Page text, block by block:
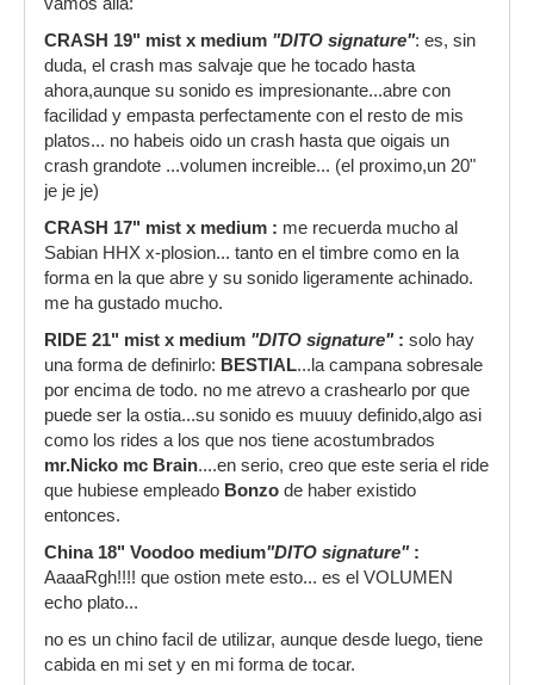
CRASH 19" mist x medium "DITO signature": es, sin
duda, el crash mas salvaje que he tocado hasta
ahora,aunque su sonido es impresionante...abre con
facilidad y empasta perfectamente con el resto de mis
platos... no habeis oido un crash hasta que oigais un
crash grandote ...volumen increible... (el proximo,un 20"
je je je)
CRASH 17" mist x medium : me recuerda mucho al
Sabian HHX x-plosion... tanto en el timbre como en la
forma en la que abre y su sonido ligeramente achinado.
me ha gustado mucho.
RIDE 21" mist x medium "DITO signature": solo hay
una forma de definirlo: BESTIAL...la campana sobresale
por encima de todo. no me atrevo a crashearlo por que
puede ser la ostia...su sonido es muuuy definido,algo asi
como los rides a los que nos tiene acostumbrados
mr.Nicko mc Brain....en serio, creo que este seria el ride
que hubiese empleado Bonzo de haber existido
entonces.
China 18" Voodoo medium"DITO signature":
AaaaRgh!!!! que ostion mete esto... es el VOLUMEN
echo plato...
no es un chino facil de utilizar, aunque desde luego, tiene
cabida en mi set y en mi forma de tocar.